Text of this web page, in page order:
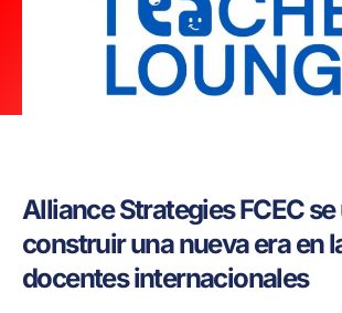
Alliance Strategies FCEC
construir una nueva era en
docentes internacionales